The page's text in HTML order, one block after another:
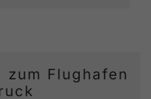
zum Flughafen